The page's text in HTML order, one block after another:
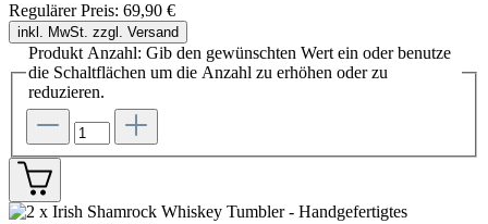
Regulärer Preis: 69,90 €
inkl. MwSt. zzgl. Versand
Produkt Anzahl: Gib den gewünschten Wert ein oder benutze
die Schaltflächen um die Anzahl zu erhöhen oder zu
reduzieren.